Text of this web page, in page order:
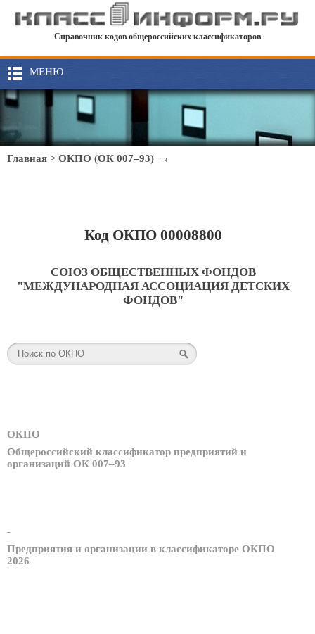
Справочник кодов общероссийских классификаторов
МЕНЮ
Главная > ОКПО (ОК 007–93)
Код ОКПО 00008800
СОЮЗ ОБЩЕСТВЕННЫХ ФОНДОВ
"МЕЖДУНАРОДНАЯ АССОЦИАЦИЯ ДЕТСКИХ
ФОНДОВ"
ОКПО
Общероссийский классификатор предприятий и
организаций ОК 007–93
-
Предприятия и организации в классификаторе ОКПО
2026